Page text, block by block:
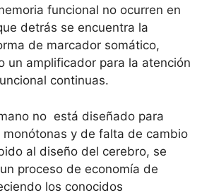
funcional no ocurren en
detrás se encuentra la
de marcador somático,
un amplificador para la atención
continuas.
no está diseñado para
monótonas y de falta de cambio
al diseño del cerebro, se
proceso de economía de
los conocidos